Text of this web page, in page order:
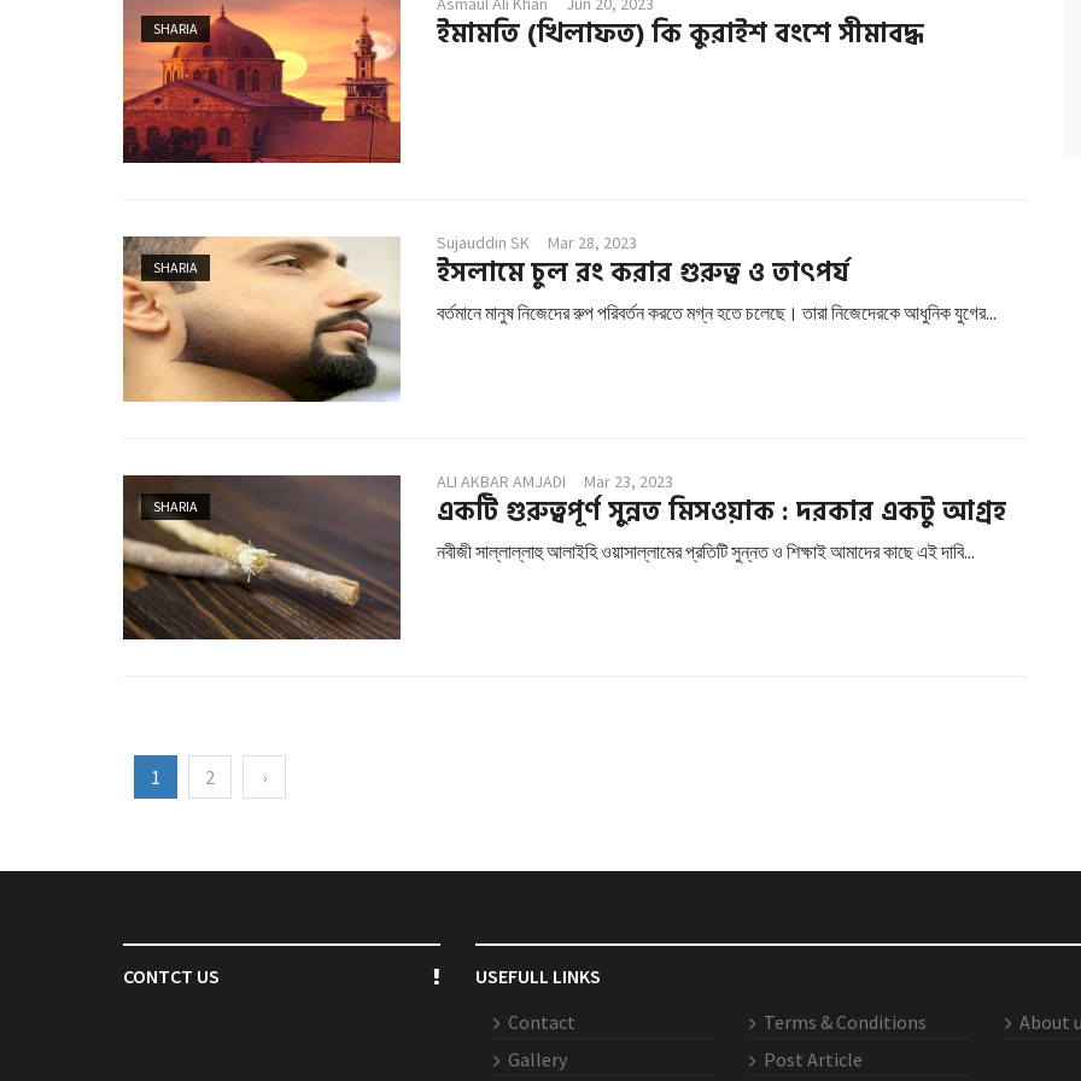
SHARIA ইমামতি (খিলাফত) কি কুরাইশ বংশে সীমাবদ্ধ
SHARIA
Sujauddin SK Mar 28, 2023
ইসলামে চুল রং করার গুরুত্ব ও তাৎপর্য
বর্তমানে মানুষ নিজেদের রুপ পরিবর্তন করতে মগ্ন হতে চলেছে। তারা নিজেদেরকে আধুনিক যুগের...
SHARIA
ALI AKBAR AMJADI Mar 23, 2023
একটি গুরুত্বপূর্ণ সুন্নত মিসওয়াক : দরকার একটু আগ্রহ
নবীজী সাল্লাল্লাহু আলাইহি ওয়াসাল্লামের প্রতিটি সুন্নত ও শিক্ষাই আমাদের কাছে এই দাবি...
1 2 ›
CONTCT US
USEFULL LINKS
Contact
Gallery
Terms & Conditions
Post Article
About